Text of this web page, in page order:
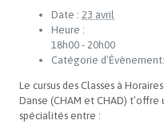
Date : 23 avril
Heure :
18h00 - 20h00
Catégorie d’Évènement:
Le cursus des Classes à
Danse (CHAM et CHAD)
spécialités entre :